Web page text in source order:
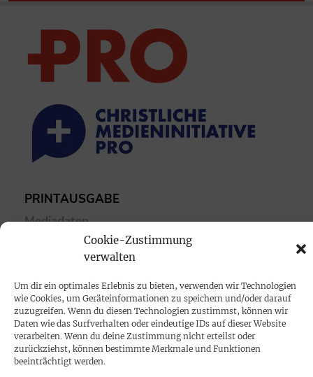
Cookie-Zustimmung
verwalten
Um dir ein optimales Erlebnis zu bieten, verwenden wir Technologien
wie Cookies, um Geräteinformationen zu speichern und/oder darauf
zuzugreifen. Wenn du diesen Technologien zustimmst, können wir
Daten wie das Surfverhalten oder eindeutige IDs auf dieser Website
verarbeiten. Wenn du deine Zustimmung nicht erteilst oder
zurückziehst, können bestimmte Merkmale und Funktionen
beeinträchtigt werden.
PRINTAUSGABE
Mediadaten
PROKOMPAKT
Impressum
SPENDEN
Datenschutz